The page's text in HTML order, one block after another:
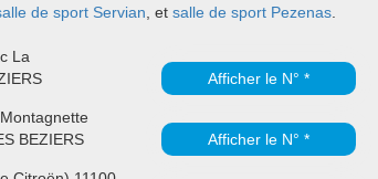
de sport Servian , et salle de sport Pezenas
La
Afficher le N° *
BEZIERS
Afficher le N° *